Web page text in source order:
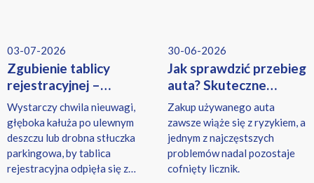
03-07-2026
Zgubienie tablicy
rejestracyjnej –
co zrobić?
Wystarczy chwila nieuwagi,
głęboka kałuża po ulewnym
deszczu lub drobna stłuczka
parkingowa, by tablica
rejestracyjna odpięła się z
30-06-2026
Jak sprawdzić przebieg
auta? Skuteczne
sposoby na wykrycie
cofniętego licznika
Zakup używanego auta
zawsze wiąże się z ryzykiem, a
jednym z najczęstszych
problemów nadal pozostaje
cofnięty licznik.